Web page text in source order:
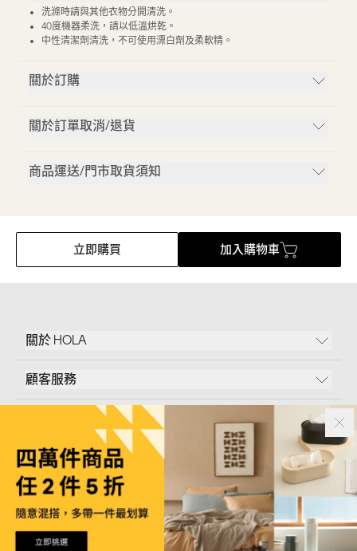
洗滌時請與其他衣物分開清洗。
40度機器柔洗，請以低溫烘乾。
中性清潔劑清洗，不可使用漂白劑及柔軟精。
關於訂購
關於訂單取消/退貨
商品運送/門市取貨須知
立即購買 加入購物車
關於 HOLA
顧客服務
和樂家居股份有限公司｜臺北市內湖區新湖三路23號5樓
版權所有｜© Copyright 2024 HOLA Furnishing CO., LTD. All Rights Reserved
Follow Us